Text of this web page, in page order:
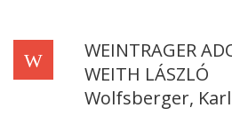
W
WEINTRAGER
WEITH LÁSZLÓ
Wolfsberger, Karl